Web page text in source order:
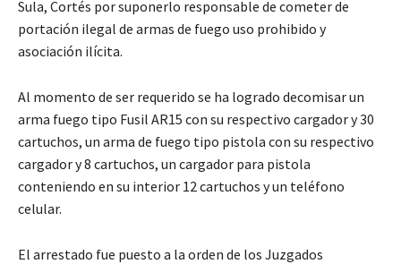
Sula, Cortés por suponerlo responsable de cometer de
portación ilegal de armas de fuego uso prohibido y
asociación ilícita.
Al momento de ser requerido se ha logrado decomisar un
arma fuego tipo Fusil AR15 con su respectivo cargador y 30
cartuchos, un arma de fuego tipo pistola con su respectivo
cargador y 8 cartuchos, un cargador para pistola
conteniendo en su interior 12 cartuchos y un teléfono
celular.
El arrestado fue puesto a la orden de los Juzgados